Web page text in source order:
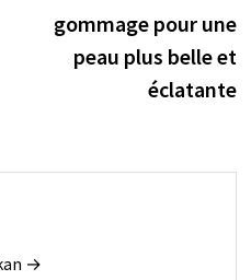
gommage pour une
peau plus belle et
éclatante
→